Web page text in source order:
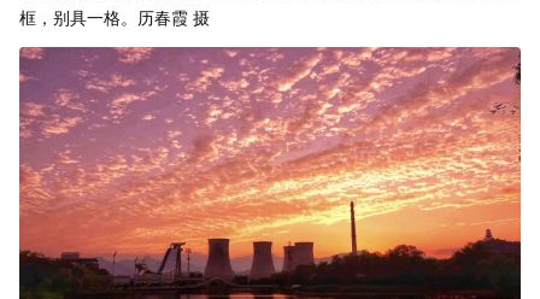
框，别具一格。历春霞 摄